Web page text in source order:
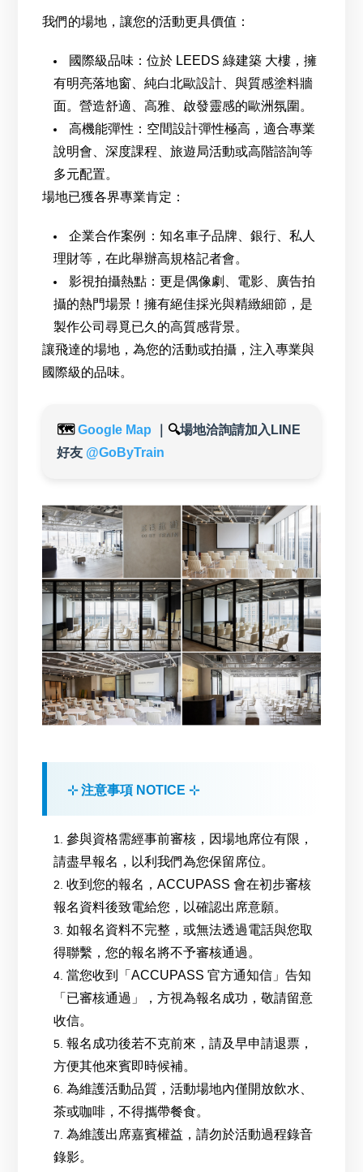
我們的場地，讓您的活動更具價值：
國際級品味：位於 LEEDS 綠建築 大樓，擁
有明亮落地窗、純白北歐設計、與質感塗料牆
面。營造舒適、高雅、啟發靈感的歐洲氛圍。
高機能彈性：空間設計彈性極高，適合專業
說明會、深度課程、旅遊局活動或高階諮詢等
多元配置。
場地已獲各界專業肯定：
企業合作案例：知名車子品牌、銀行、私人
理財等，在此舉辦高規格記者會。
影視拍攝熱點：更是偶像劇、電影、廣告拍
攝的熱門場景！擁有絕佳採光與精緻細節，是
製作公司尋覓已久的高質感背景。
讓飛達的場地，為您的活動或拍攝，注入專業與
國際級的品味。
🗺️Google Map 🔍場地洽詢請加入LINE
好友 @GoByTrain
⊹ 注意事項 NOTICE ⊹
參與資格需經事前審核，因場地席位有限，
請盡早報名，以利我們為您保留席位。
收到您的報名，ACCUPASS 會在初步審核
報名資料後致電給您，以確認出席意願。
如報名資料不完整，或無法透過電話與您取
得聯繫，您的報名將不予審核通過。
當您收到「ACCUPASS 官方通知信」告知
「已審核通過」，方視為報名成功，敬請留意
收信。
報名成功後若不克前來，請及早申請退票，
方便其他來賓即時候補。
為維護活動品質，活動場地內僅開放飲水、
茶或咖啡，不得攜帶餐食。
為維護出席嘉賓權益，請勿於活動過程錄音
錄影。